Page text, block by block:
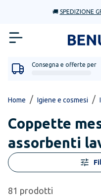
🚚 SPEDIZIONE
Consegna e offerte per
Home / Igiene e cosmesi /
Coppette
assorbenti
81 prodotti